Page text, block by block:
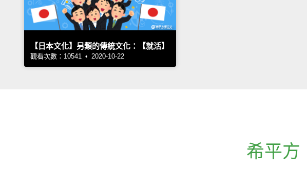
【日本文化】另類的傳統文化：【就活】
觀看次數：10541 • 2020-10-22
希平方